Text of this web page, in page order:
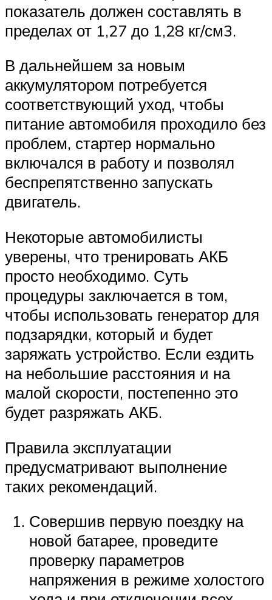
показатель должен составлять в
пределах от 1,27 до 1,28 кг/см3.
В дальнейшем за новым
аккумулятором потребуется
соответствующий уход, чтобы
питание автомобиля проходило без
проблем, стартер нормально
включался в работу и позволял
беспрепятственно запускать
двигатель.
Некоторые автомобилисты
уверены, что тренировать АКБ
просто необходимо. Суть
процедуры заключается в том,
чтобы использовать генератор для
подзарядки, который и будет
заряжать устройство. Если ездить
на небольшие расстояния и на
малой скорости, постепенно это
будет разряжать АКБ.
Правила эксплуатации
предусматривают выполнение
таких рекомендаций.
Совершив первую поездку на
новой батарее, проведите
проверку параметров
напряжения в режиме холостого